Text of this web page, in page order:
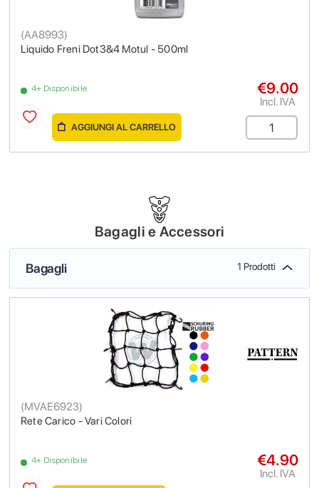
Liquido Freni Dot3&4 Motul - 500ml
(AA8993)
4+ Disponibile €9.00
Incl. IVA
AGGIUNGI AL CARRELLO
Bagagli e Accessori
Bagagli 1 Prodotti
Rete Carico - Vari Colori
(MVAE6923)
4+ Disponibile €4.90
Incl. IVA